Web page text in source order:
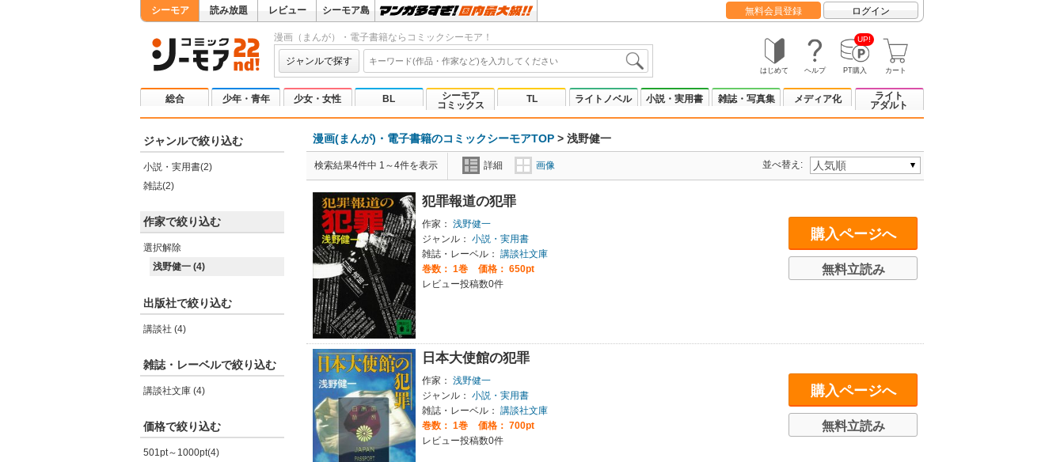
シーモア 読み放題 レビュー シーモア島 無料会員登録 ログイン
漫画（まんが）・電子書籍ならコミックシーモア！
ジャンルで探す
はじめて ヘルプ
UP!
PT購入 カート
総合 少年・青年 少女・女性 BL
シーモア
コミックス
TL ライトノベル 小説・実用書 雑誌・写真集 メディア化
ライト
アダルト
ジャンルで絞り込む
小説・実用書(2)
雑誌(2)
作家で絞り込む
選択解除
浅野健一 (4)
出版社で絞り込む
講談社 (4)
雑誌・レーベルで絞り込む
講談社文庫 (4)
価格で絞り込む
501pt～1000pt(4)
漫画(まんが)・電子書籍のコミックシーモアTOP > 浅野健一
検索結果4件中 1～4件を表示 詳細 画像 並べ替え:
犯罪報道の犯罪
作家： 浅野健一
ジャンル： 小説・実用書
雑誌・レーベル： 講談社文庫
巻数： 1巻
価格： 650pt
レビュー投稿数0件
購入ページへ
無料立読み
日本大使館の犯罪
作家： 浅野健一
ジャンル： 小説・実用書
雑誌・レーベル： 講談社文庫
巻数： 1巻
価格： 700pt
レビュー投稿数0件
購入ページへ
無料立読み